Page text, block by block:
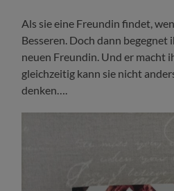
Als sie eine Freundin findet,
Besseren. Doch dann begegnet
neuen Freundin. Und er macht
gleichzeitig kann sie nicht
denken….